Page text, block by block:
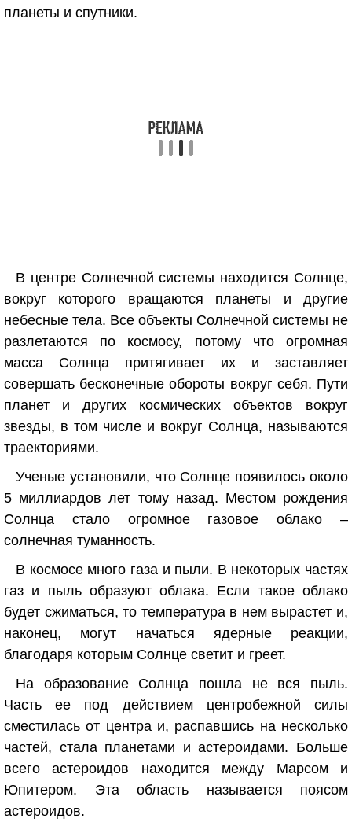
планеты и спутники.
В центре Солнечной системы находится Солнце,
вокруг которого вращаются планеты и другие
небесные тела. Все объекты Солнечной системы не
разлетаются по космосу, потому что огромная
масса Солнца притягивает их и заставляет
совершать бесконечные обороты вокруг себя. Пути
планет и других космических объектов вокруг
звезды, в том числе и вокруг Солнца, называются
траекториями.
Ученые установили, что Солнце появилось около
5 миллиардов лет тому назад. Местом рождения
Солнца стало огромное газовое облако –
солнечная туманность.
В космосе много газа и пыли. В некоторых частях
газ и пыль образуют облака. Если такое облако
будет сжиматься, то температура в нем вырастет и,
наконец, могут начаться ядерные реакции,
благодаря которым Солнце светит и греет.
На образование Солнца пошла не вся пыль.
Часть ее под действием центробежной силы
сместилась от центра и, распавшись на несколько
частей, стала планетами и астероидами. Больше
всего астероидов находится между Марсом и
Юпитером. Эта область называется поясом
астероидов.